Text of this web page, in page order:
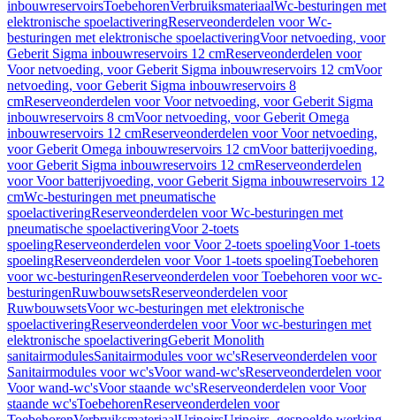
inbouwreservoirsToebehorenVerbruiksmateriaalWc-besturingen met
elektronische spoelactiveringReserveonderdelen voor Wc-
besturingen met elektronische spoelactiveringVoor netvoeding, voor
Geberit Sigma inbouwreservoirs 12 cmReserveonderdelen voor
Voor netvoeding, voor Geberit Sigma inbouwreservoirs 12 cmVoor
netvoeding, voor Geberit Sigma inbouwreservoirs 8
cmReserveonderdelen voor Voor netvoeding, voor Geberit Sigma
inbouwreservoirs 8 cmVoor netvoeding, voor Geberit Omega
inbouwreservoirs 12 cmReserveonderdelen voor Voor netvoeding,
voor Geberit Omega inbouwreservoirs 12 cmVoor batterijvoeding,
voor Geberit Sigma inbouwreservoirs 12 cmReserveonderdelen
voor Voor batterijvoeding, voor Geberit Sigma inbouwreservoirs 12
cmWc-besturingen met pneumatische
spoelactiveringReserveonderdelen voor Wc-besturingen met
pneumatische spoelactiveringVoor 2-toets
spoelingReserveonderdelen voor Voor 2-toets spoelingVoor 1-toets
spoelingReserveonderdelen voor Voor 1-toets spoelingToebehoren
voor wc-besturingenReserveonderdelen voor Toebehoren voor wc-
besturingenRuwbouwsetsReserveonderdelen voor
RuwbouwsetsVoor wc-besturingen met elektronische
spoelactiveringReserveonderdelen voor Voor wc-besturingen met
elektronische spoelactiveringGeberit Monolith
sanitairmodulesSanitairmodules voor wc'sReserveonderdelen voor
Sanitairmodules voor wc'sVoor wand-wc'sReserveonderdelen voor
Voor wand-wc'sVoor staande wc'sReserveonderdelen voor Voor
staande wc'sToebehorenReserveonderdelen voor